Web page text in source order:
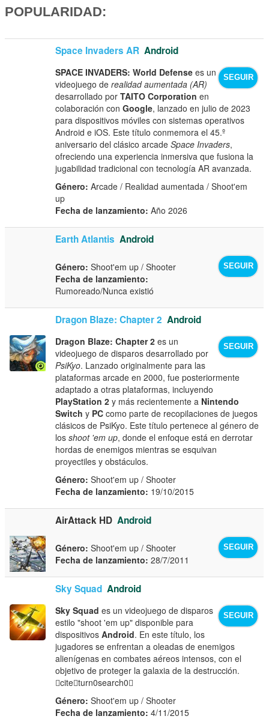
POPULARIDAD:
Space Invaders AR Android
SEGUIR
SPACE INVADERS: World Defense es un
videojuego derealidad aumentada (AR)
desarrollado porTAITO Corporation en
colaboración conGoogle, lanzado en julio de 2023
para dispositivos móviles con sistemas operativos
Android e iOS. Este título conmemora el 45.º
aniversario del clásico arcadeSpace Invaders,
ofreciendo una experiencia inmersiva que fusiona la
jugabilidad tradicional con tecnología AR avanzada.
Género: Arcade / Realidad aumentada / Shoot'em
up
Fecha de lanzamiento: Año 2026
Earth Atlantis Android
SEGUIR
Género: Shoot'em up / Shooter
Fecha de lanzamiento:
Rumoreado/Nunca existió
Dragon Blaze: Chapter 2 Android
SEGUIR
Dragon Blaze: Chapter 2 es un
videojuego de disparos desarrollado por
PsiKyo. Lanzado originalmente para las
plataformas arcade en 2000, fue posteriormente
adaptado a otras plataformas, incluyendo
PlayStation 2 y más recientemente a Nintendo
Switch y PC como parte de recopilaciones de juegos
clásicos de PsiKyo. Este título pertenece al género de
losshoot 'em up, donde el enfoque está en derrotar
hordas de enemigos mientras se esquivan
proyectiles y obstáculos.
Género: Shoot'em up / Shooter
Fecha de lanzamiento: 19/10/2015
AirAttack HD Android
SEGUIR
Género: Shoot'em up / Shooter
Fecha de lanzamiento: 28/7/2011
Sky Squad Android
SEGUIR
Sky Squad es un videojuego de disparos
estilo "shoot 'em up" disponible para
dispositivosAndroid. En este título, los
jugadores se enfrentan a oleadas de enemigos
alienígenas en combates aéreos intensos, con el
objetivo de proteger la galaxia de la destrucción.
citeturn0search0
Género: Shoot'em up / Shooter
Fecha de lanzamiento: 4/11/2015